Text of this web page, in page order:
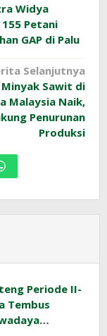
Widya
Petani
GAP di Palu
Selanjutnya
Sawit di
Malaysia Naik,
Penurunan
Produksi
Periode II-
Tembus